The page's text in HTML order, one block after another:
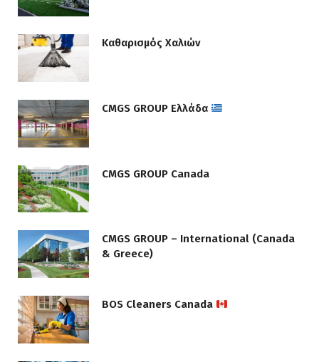
Καθαρισμός Χαλιών
CMGS GROUP Ελλάδα
CMGS GROUP Canada
CMGS GROUP – International (Canada
& Greece)
BOS Cleaners Canada